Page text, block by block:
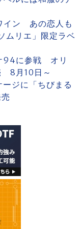
イン あの恋人も
リエ」限定ラベ
94に参戦 オリ
8月10日～
ジに「ちびまる